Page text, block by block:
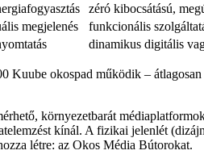
zéró kibocsátású,
megjelenés
funkcionális
dinamikus digitális
Kuube okospad működik –
környezetbarát
kínál. A fizikai jelenlét
létre: az Okos Média Bútorokat.